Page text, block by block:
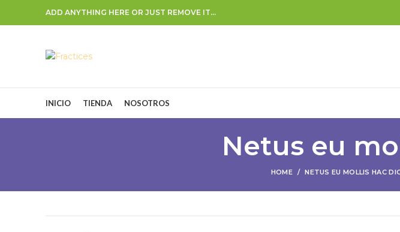
ADD ANYTHING HERE OR JUST REMOVE IT…
INICIO TIENDA NOSOTROS
Netus eu
HOME NETUS EU MOLLIS HAC